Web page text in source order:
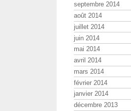
septembre 2014
août 2014
juillet 2014
juin 2014
mai 2014
avril 2014
mars 2014
février 2014
janvier 2014
décembre 2013